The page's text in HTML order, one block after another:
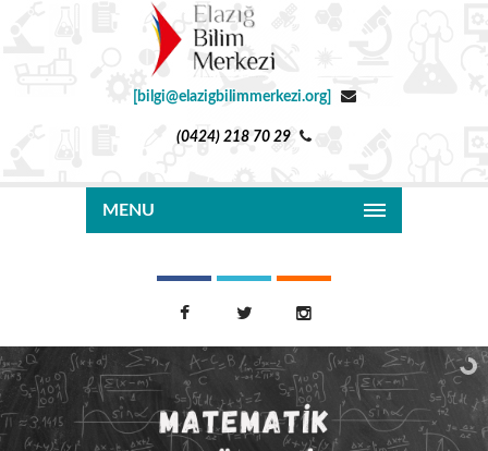
[bilgi@elazigbilimmerkezi.org]
(0424) 218 70 29
MENU